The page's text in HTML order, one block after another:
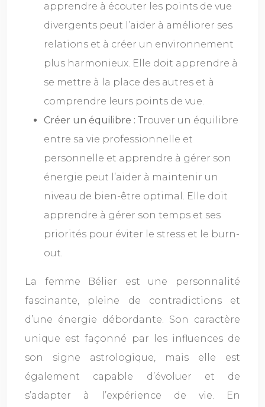
apprendre à écouter les points de vue
divergents peut l’aider à améliorer ses
relations et à créer un environnement
plus harmonieux. Elle doit apprendre à
se mettre à la place des autres et à
comprendre leurs points de vue.
Créer un équilibre : Trouver un équilibre
entre sa vie professionnelle et
personnelle et apprendre à gérer son
énergie peut l’aider à maintenir un
niveau de bien-être optimal. Elle doit
apprendre à gérer son temps et ses
priorités pour éviter le stress et le burn-
out.
La femme Bélier est une personnalité
fascinante, pleine de contradictions et
d’une énergie débordante. Son caractère
unique est façonné par les influences de
son signe astrologique, mais elle est
également capable d’évoluer et de
s’adapter à l’expérience de vie. En